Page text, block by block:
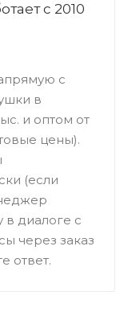
с 2010
с
в
и оптом от
цены).
(если
в диалоге с
через заказ
ответ.